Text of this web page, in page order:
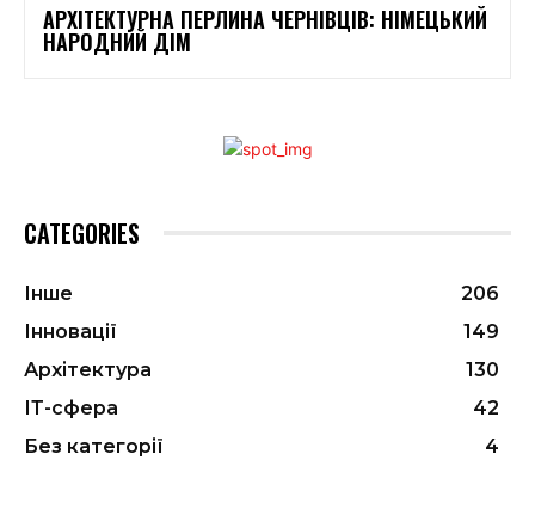
АРХІТЕКТУРНА ПЕРЛИНА ЧЕРНІВЦІВ: НІМЕЦЬКИЙ
НАРОДНИЙ ДІМ
CATEGORIES
Інше
206
Інновації
149
Архітектура
130
ІТ-сфера
42
Без категорії
4